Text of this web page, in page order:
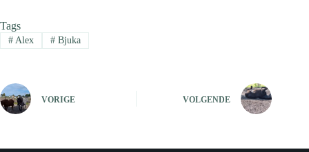
Tags
#Alex #Bjuka
VORIGE VOLGENDE